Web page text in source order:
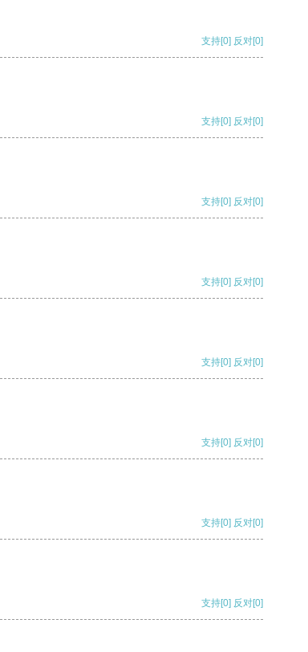
支持[0] 反对[0]
支持[0] 反对[0]
支持[0] 反对[0]
支持[0] 反对[0]
支持[0] 反对[0]
支持[0] 反对[0]
支持[0] 反对[0]
支持[0] 反对[0]